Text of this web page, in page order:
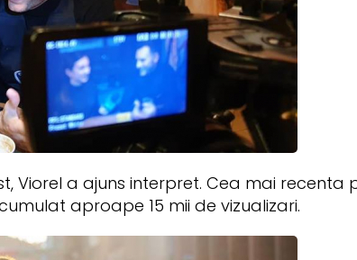
Viorel a ajuns interpret. Cea mai recenta
aproape 15 mii de vizualizari.